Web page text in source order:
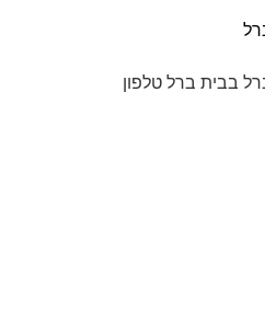
בבית ברל טלפון